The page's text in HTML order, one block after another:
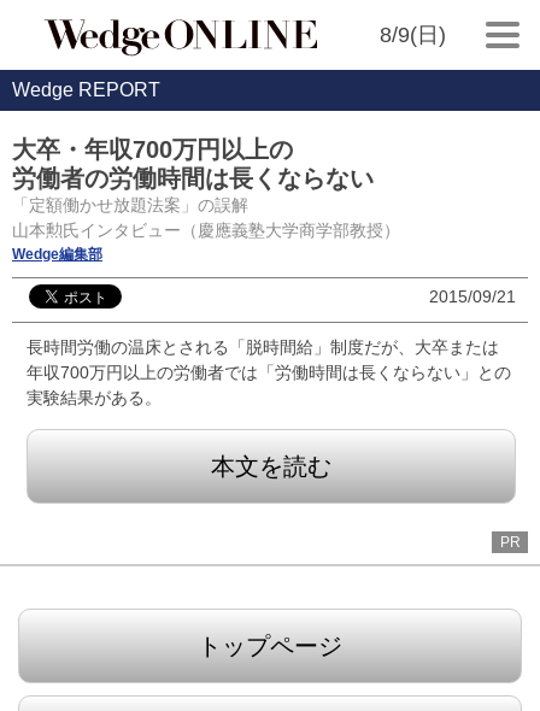
8/9(日)
Wedge REPORT
大卒・年収700万円以上の
労働者の労働時間は長くならない
「定額働かせ放題法案」の誤解
山本勲氏インタビュー（慶應義塾大学商学部教授）
Wedge編集部
2015/09/21
長時間労働の温床とされる「脱時間給」制度だが、大卒または
年収700万円以上の労働者では「労働時間は長くならない」との
実験結果がある。
本文を読む
PR
トップページ